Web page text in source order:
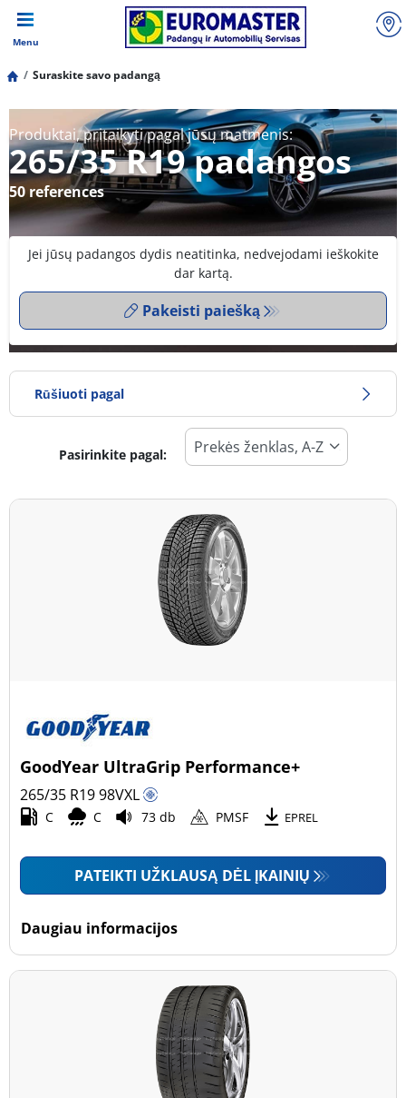
Menu
Suraskite savo padangą
Produktai, pritaikyti pagal jūsų matmenis:
265/35 R19 padangos
50 references
Jei jūsų padangos dydis neatitinka, nedvejodami ieškokite
dar kartą.
Pakeisti paiešką
Rūšiuoti pagal
Padangos tipas
Visi tipai (50)
Visi sezonai (0)
Lengvasis automobilis (50)
Mažas sunkvežimis (0)
Motociklas (0)
Padanga sustiprintomis sienelėmis
Daugiau parinkčių
Pasirinkite pagal:
GoodYear UltraGrip Performance+
265/35 R1998VXL
C C 73 db PMSF EPREL
PATEIKTI UŽKLAUSĄ DĖL ĮKAINIŲ
Daugiau informacijos